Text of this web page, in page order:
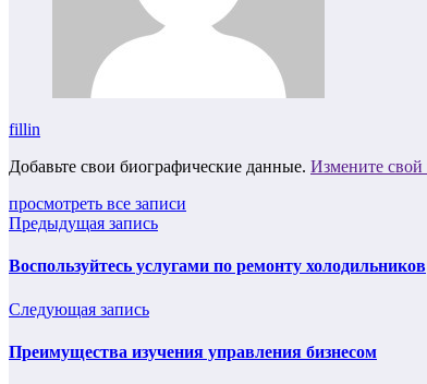
fillin
Добавьте свои биографические данные. Измените
просмотреть все записи
Предыдущая запись
Воспользуйтесь услугами по ремонту холодильников
Следующая запись
Преимущества изучения управления бизнесом